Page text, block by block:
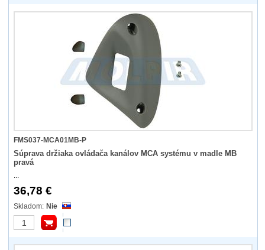
FMS037-MCA01MB-P
Súprava držiaka ovládača kanálov MCA systému v madle MB
pravá
...
36,78 €
Nie